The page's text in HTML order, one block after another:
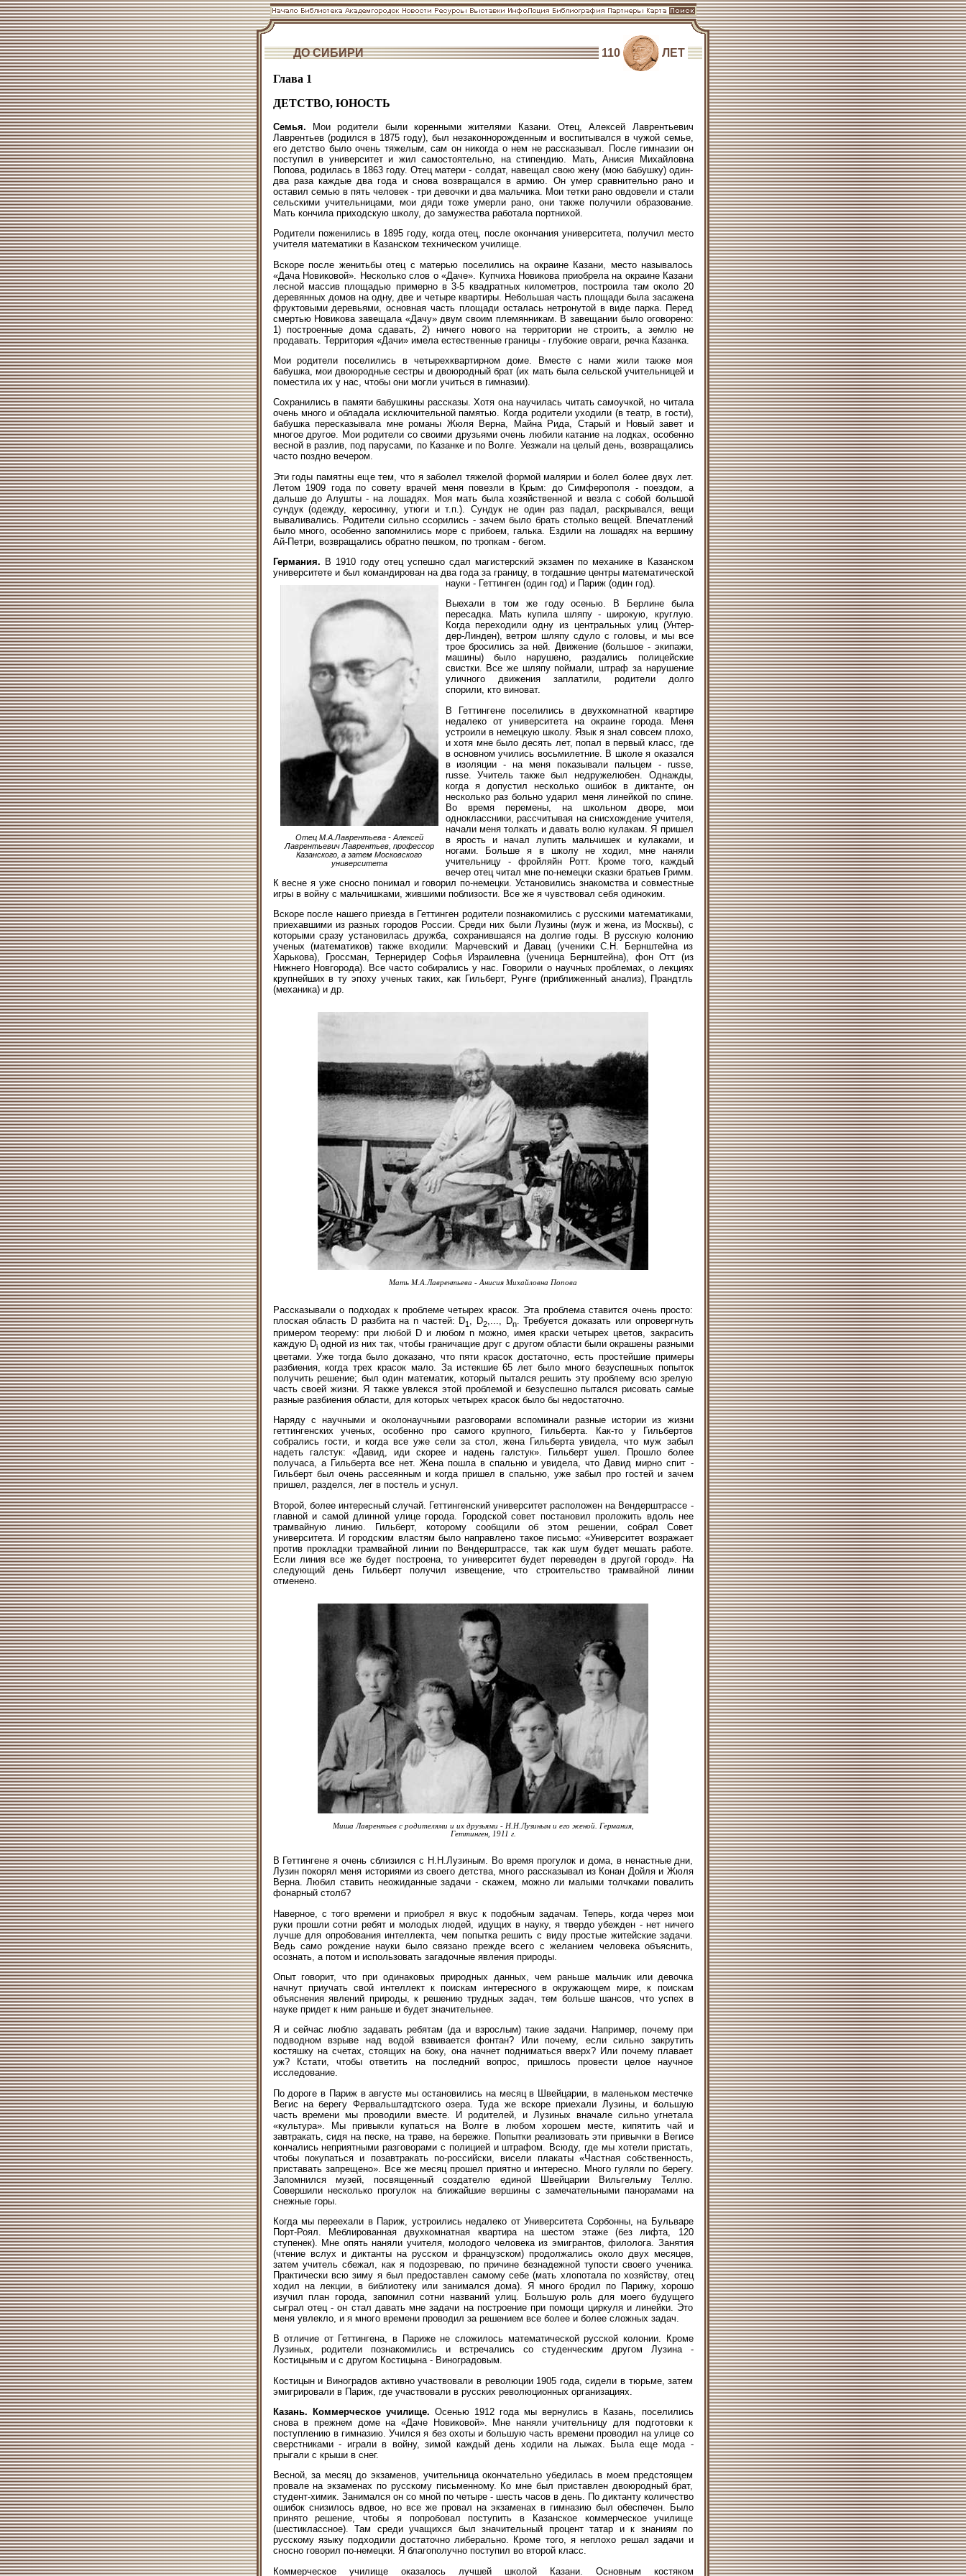
110 ЛЕТ
ДО СИБИРИ
Глава 1
ДЕТСТВО, ЮНОСТЬ
Семья. Мои родители были коренными жителями Казани. Отец, Алексей Лаврентьевич
Лаврентьев (родился в 1875 году), был незаконнорожденным и воспитывался в чужой семье,
его детство было очень тяжелым, сам он никогда о нем не рассказывал. После гимназии он
поступил в университет и жил самостоятельно, на стипендию. Мать, Анисия Михайловна
Попова, родилась в 1863 году. Отец матери - солдат, навещал свою жену (мою бабушку) один-
два раза каждые два года и снова возвращался в армию. Он умер сравнительно рано и
оставил семью в пять человек - три девочки и два мальчика. Мои тетки рано овдовели и стали
сельскими учительницами, мои дяди тоже умерли рано, они также получили образование.
Мать кончила приходскую школу, до замужества работала портнихой.
Родители поженились в 1895 году, когда отец, после окончания университета, получил место
учителя математики в Казанском техническом училище.
Вскоре после женитьбы отец с матерью поселились на окраине Казани, место называлось
«Дача Новиковой». Несколько слов о «Даче». Купчиха Новикова приобрела на окраине Казани
лесной массив площадью примерно в 3-5 квадратных километров, построила там около 20
деревянных домов на одну, две и четыре квартиры. Небольшая часть площади была засажена
фруктовыми деревьями, основная часть площади осталась нетронутой в виде парка. Перед
смертью Новикова завещала «Дачу» двум своим племянникам. В завещании было оговорено:
1) построенные дома сдавать, 2) ничего нового на территории не строить, а землю не
продавать. Территория «Дачи» имела естественные границы - глубокие овраги, речка Казанка.
Мои родители поселились в четырехквартирном доме. Вместе с нами жили также моя
бабушка, мои двоюродные сестры и двоюродный брат (их мать была сельской учительницей и
поместила их у нас, чтобы они могли учиться в гимназии).
Сохранились в памяти бабушкины рассказы. Хотя она научилась читать самоучкой, но читала
очень много и обладала исключительной памятью. Когда родители уходили (в театр, в гости),
бабушка пересказывала мне романы Жюля Верна, Майна Рида, Старый и Новый завет и
многое другое. Мои родители со своими друзьями очень любили катание на лодках, особенно
весной в разлив, под парусами, по Казанке и по Волге. Уезжали на целый день, возвращались
часто поздно вечером.
Эти годы памятны еще тем, что я заболел тяжелой формой малярии и болел более двух лет.
Летом 1909 года по совету врачей меня повезли в Крым: до Симферополя - поездом, а
дальше до Алушты - на лошадях. Моя мать была хозяйственной и везла с собой большой
сундук (одежду, керосинку, утюги и т.п.). Сундук не один раз падал, раскрывался, вещи
вываливались. Родители сильно ссорились - зачем было брать столько вещей. Впечатлений
было много, особенно запомнились море с прибоем, галька. Ездили на лошадях на вершину
Ай-Петри, возвращались обратно пешком, по тропкам - бегом.
Германия. В 1910 году отец успешно сдал магистерский экзамен по механике в Казанском
университете и был командирован на два года за границу, в тогдашние центры математической
науки - Геттинген (один год) и Париж (один год).
Отец М.А.Лаврентьева - Алексей
Лаврентьевич Лаврентьев, профессор
Казанского, а затем Московского
университета
Выехали в том же году осенью. В Берлине была
пересадка. Мать купила шляпу - широкую, круглую.
Когда переходили одну из центральных улиц (Унтер-
дер-Линден), ветром шляпу сдуло с головы, и мы все
трое бросились за ней. Движение (большое - экипажи,
машины) было нарушено, раздались полицейские
свистки. Все же шляпу поймали, штраф за нарушение
уличного движения заплатили, родители долго
спорили, кто виноват.
В Геттингене поселились в двухкомнатной квартире
недалеко от университета на окраине города. Меня
устроили в немецкую школу. Язык я знал совсем плохо,
и хотя мне было десять лет, попал в первый класс, где
в основном учились восьмилетние. В школе я оказался
в изоляции - на меня показывали пальцем - russe,
russe. Учитель также был недружелюбен. Однажды,
когда я допустил несколько ошибок в диктанте, он
несколько раз больно ударил меня линейкой по спине.
Во время перемены, на школьном дворе, мои
одноклассники, рассчитывая на снисхождение учителя,
начали меня толкать и давать волю кулакам. Я пришел
в ярость и начал лупить мальчишек и кулаками, и
ногами. Больше я в школу не ходил, мне наняли
учительницу - фройляйн Ротт. Кроме того, каждый
вечер отец читал мне по-немецки сказки братьев Гримм.
К весне я уже сносно понимал и говорил по-немецки. Установились знакомства и совместные
игры в войну с мальчишками, жившими поблизости. Все же я чувствовал себя одиноким.
Вскоре после нашего приезда в Геттинген родители познакомились с русскими математиками,
приехавшими из разных городов России. Среди них были Лузины (муж и жена, из Москвы), с
которыми сразу установилась дружба, сохранившаяся на долгие годы. В русскую колонию
ученых (математиков) также входили: Марчевский и Давац (ученики С.Н. Бернштейна из
Харькова), Гроссман, Тернеридер Софья Израилевна (ученица Бернштейна), фон Отт (из
Нижнего Новгорода). Все часто собирались у нас. Говорили о научных проблемах, о лекциях
крупнейших в ту эпоху ученых таких, как Гильберт, Рунге (приближенный анализ), Прандтль
(механика) и др.
Мать М.А.Лаврентьева - Анисия Михайловна Попова
Рассказывали о подходах к проблеме четырех красок. Эта проблема ставится очень просто:
плоская область D разбита на n частей: D1 , D2 ,..., Dn
. Требуется доказать или опровергнуть
примером теорему: при любой D и любом n можно, имея краски четырех цветов, закрасить
каждую Diодной из них так, чтобы граничащие друг с другом области были окрашены разными
цветами. Уже тогда было доказано, что пяти красок достаточно, есть простейшие примеры
разбиения, когда трех красок мало. За истекшие 65 лет было много безуспешных попыток
получить решение; был один математик, который пытался решить эту проблему всю зрелую
часть своей жизни. Я также увлекся этой проблемой и безуспешно пытался рисовать самые
разные разбиения области, для которых четырех красок было бы недостаточно.
Наряду с научными и околонаучными разговорами вспоминали разные истории из жизни
геттингенских ученых, особенно про самого крупного, Гильберта. Как-то у Гильбертов
собрались гости, и когда все уже сели за стол, жена Гильберта увидела, что муж забыл
надеть галстук: «Давид, иди скорее и надень галстук». Гильберт ушел. Прошло более
получаса, а Гильберта все нет. Жена пошла в спальню и увидела, что Давид мирно спит -
Гильберт был очень рассеянным и когда пришел в спальню, уже забыл про гостей и зачем
пришел, разделся, лег в постель и уснул.
Второй, более интересный случай. Геттингенский университет расположен на Вендерштрассе -
главной и самой длинной улице города. Городской совет постановил проложить вдоль нее
трамвайную линию. Гильберт, которому сообщили об этом решении, собрал Совет
университета. И городским властям было направлено такое письмо: «Университет возражает
против прокладки трамвайной линии по Вендерштрассе, так как шум будет мешать работе.
Если линия все же будет построена, то университет будет переведен в другой город». На
следующий день Гильберт получил извещение, что строительство трамвайной линии
отменено.
Миша Лаврентьев с родителями и их друзьями - Н.Н.Лузиным и его женой. Германия,
Геттинген, 1911 г.
В Геттингене я очень сблизился с Н.Н.Лузиным. Во время прогулок и дома, в ненастные дни,
Лузин покорял меня историями из своего детства, много рассказывал из Конан Дойля и Жюля
Верна. Любил ставить неожиданные задачи - скажем, можно ли малыми толчками повалить
фонарный столб?
Наверное, с того времени и приобрел я вкус к подобным задачам. Теперь, когда через мои
руки прошли сотни ребят и молодых людей, идущих в науку, я твердо убежден - нет ничего
лучше для опробования интеллекта, чем попытка решить с виду простые житейские задачи.
Ведь само рождение науки было связано прежде всего с желанием человека объяснить,
осознать, а потом и использовать загадочные явления природы.
Опыт говорит, что при одинаковых природных данных, чем раньше мальчик или девочка
начнут приучать свой интеллект к поискам интересного в окружающем мире, к поискам
объяснения явлений природы, к решению трудных задач, тем больше шансов, что успех в
науке придет к ним раньше и будет значительнее.
Я и сейчас люблю задавать ребятам (да и взрослым) такие задачи. Например, почему при
подводном взрыве над водой взвивается фонтан? Или почему, если сильно закрутить
костяшку на счетах, стоящих на боку, она начнет подниматься вверх? Или почему плавает
уж? Кстати, чтобы ответить на последний вопрос, пришлось провести целое научное
исследование.
По дороге в Париж в августе мы остановились на месяц в Швейцарии, в маленьком местечке
Вегис на берегу Фервальштадтского озера. Туда же вскоре приехали Лузины, и большую
часть времени мы проводили вместе. И родителей, и Лузиных вначале сильно угнетала
«культура». Мы привыкли купаться на Волге в любом хорошем месте, кипятить чай и
завтракать, сидя на песке, на траве, на бережке. Попытки реализовать эти привычки в Вегисе
кончались неприятными разговорами с полицией и штрафом. Всюду, где мы хотели пристать,
чтобы покупаться и позавтракать по-российски, висели плакаты «Частная собственность,
приставать запрещено». Все же месяц прошел приятно и интересно. Много гуляли по берегу.
Запомнился музей, посвященный создателю единой Швейцарии Вильгельму Теллю.
Совершили несколько прогулок на ближайшие вершины с замечательными панорамами на
снежные горы.
Когда мы переехали в Париж, устроились недалеко от Университета Сорбонны, на Бульваре
Порт-Роял. Меблированная двухкомнатная квартира на шестом этаже (без лифта, 120
ступенек). Мне опять наняли учителя, молодого человека из эмигрантов, филолога. Занятия
(чтение вслух и диктанты на русском и французском) продолжались около двух месяцев,
затем учитель сбежал, как я подозреваю, по причине безнадежной тупости своего ученика.
Практически всю зиму я был предоставлен самому себе (мать хлопотала по хозяйству, отец
ходил на лекции, в библиотеку или занимался дома). Я много бродил по Парижу, хорошо
изучил план города, запомнил сотни названий улиц. Большую роль для моего будущего
сыграл отец - он стал давать мне задачи на построение при помощи циркуля и линейки. Это
меня увлекло, и я много времени проводил за решением все более и более сложных задач.
В отличие от Геттингена, в Париже не сложилось математической русской колонии. Кроме
Лузиных, родители познакомились и встречались со студенческим другом Лузина -
Костицыным и с другом Костицына - Виноградовым.
Костицын и Виноградов активно участвовали в революции 1905 года, сидели в тюрьме, затем
эмигрировали в Париж, где участвовали в русских революционных организациях.
Казань. Коммерческое училище. Осенью 1912 года мы вернулись в Казань, поселились
снова в прежнем доме на «Даче Новиковой». Мне наняли учительницу для подготовки к
поступлению в гимназию. Учился я без охоты и большую часть времени проводил на улице со
сверстниками - играли в войну, зимой каждый день ходили на лыжах. Была еще мода -
прыгали с крыши в снег.
Весной, за месяц до экзаменов, учительница окончательно убедилась в моем предстоящем
провале на экзаменах по русскому письменному. Ко мне был приставлен двоюродный брат,
студент-химик. Занимался он со мной по четыре - шесть часов в день. По диктанту количество
ошибок снизилось вдвое, но все же провал на экзаменах в гимназию был обеспечен. Было
принято решение, чтобы я попробовал поступить в Казанское коммерческое училище
(шестиклассное). Там среди учащихся был значительный процент татар и к знаниям по
русскому языку подходили достаточно либерально. Кроме того, я неплохо решал задачи и
сносно говорил по-немецки. Я благополучно поступил во второй класс.
Коммерческое училище оказалось лучшей школой Казани. Основным костяком